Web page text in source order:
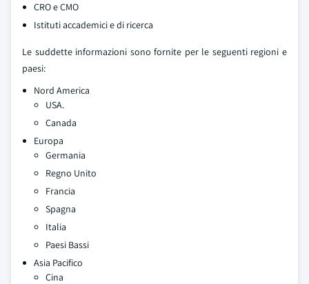
CRO e CMO
Istituti accademici e di ricerca
Le suddette informazioni sono fornite per le seguenti regioni e
paesi:
Nord America
USA.
Canada
Europa
Germania
Regno Unito
Francia
Spagna
Italia
Paesi Bassi
Asia Pacifico
Cina